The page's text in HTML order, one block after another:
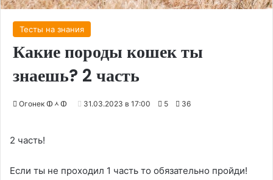
Тесты на знания
Какие породы кошек ты
знаешь? 2 часть
Огонек ↀᆺↀ 31.03.2023 в 17:00 5 36
2 часть!
Если ты не проходил 1 часть то обязательно пройди!